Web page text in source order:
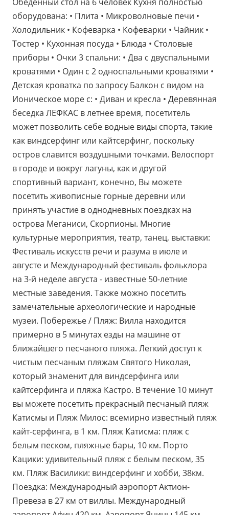
оборудована: • Плита • Микроволновые печи •
Холодильник • Кофеварка • Кофеварки • Чайник •
Тостер • Кухонная посуда • Блюда • Столовые
приборы • Очки 3 спальни: • Два с двуспальными
кроватями • Один с 2 односпальными кроватями •
Детская кроватка по запросу Балкон с видом на
Ионическое море с: • Диван и кресла • Деревянная
беседка ЛЕФКАС в летнее время, посетитель
может позволить себе водные виды спорта, такие
как виндсерфинг или кайтсерфинг, поскольку
остров славится воздушными точками. Велоспорт
в городе и вокруг лагуны, как и другой
спортивный вариант, конечно, Вы можете
посетить живописные горные деревни или
принять участие в однодневных поездках на
острова Меганиси, Скорпионы. Многие
культурные мероприятия, театр, танец, выставки:
Фестиваль искусств речи и разума в июле и
августе и Международный фестиваль фольклора
на 3-й неделе августа - известные 50-летние
местные заведения. Также можно посетить
замечательные археологические и народные
музеи. Побережье / Пляж: Вилла находится
примерно в 5 минутах езды на машине от
ближайшего песчаного пляжа. Легкий доступ к
чистым песчаным пляжам Святого Николая,
который знаменит для виндсерфинга или
кайтсерфинга и пляжа Кастро. В течение 10 минут
вы можете посетить прекрасный песчаный пляж
Катисмы и Пляж Милос: всемирно известный пляж
кайт-серфинга, в 1 км. Пляж Катисма: пляж с
белым песком, пляжные бары, 10 км. Порто
Кацики: удивительный пляж с белым песком, 35 ​​
км. Пляж Василики: виндсерфинг и хобби, 38км.
Поездка: Международный аэропорт Актион-
Превеза в 27 км от виллы. Международный